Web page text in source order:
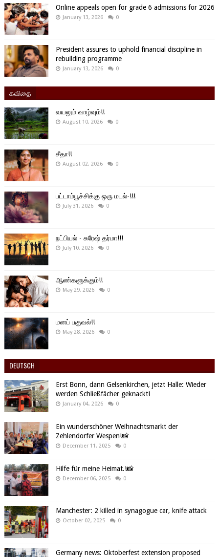
Online appeals open for grade 6 admissions for 2026
January 13, 2026 0
President assures to uphold financial discipline in
rebuilding programme
January 13, 2026 0
கவிதை
வயலும் வாழ்வும்!!
August 10, 2026 0
சீதா!!
August 02, 2026 0
பட்டாம்பூச்சிக்கு ஒரு மடல்-!!!
July 31, 2026 0
நட்பியல் - சுரேஷ் தர்மா!!!
July 10, 2026 0
ஆண்களுக்கும்!!
May 29, 2026 0
மனப் பகுவல்!!
May 28, 2026 0
DEUTSCH
Erst Bonn, dann Gelsenkirchen, jetzt Halle: Wieder
werden Schließfächer geknackt!
January 04, 2026 0
Ein wunderschöner Weihnachtsmarkt der
Zehlendorfer Wespen!📸
December 11, 2025 0
Hilfe für meine Heimat.!📸
December 06, 2025 0
Manchester: 2 killed in synagogue car, knife attack
October 02, 2025 0
Germany news: Oktoberfest extension proposed